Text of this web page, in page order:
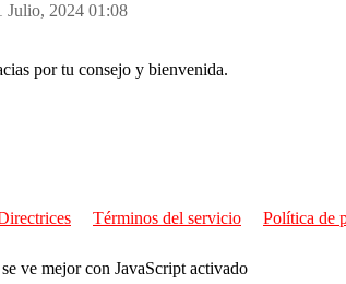
Julio, 2024 01:08
por tu consejo y bienvenida.
Términos del servicio Política de
se ve mejor con JavaScript activado